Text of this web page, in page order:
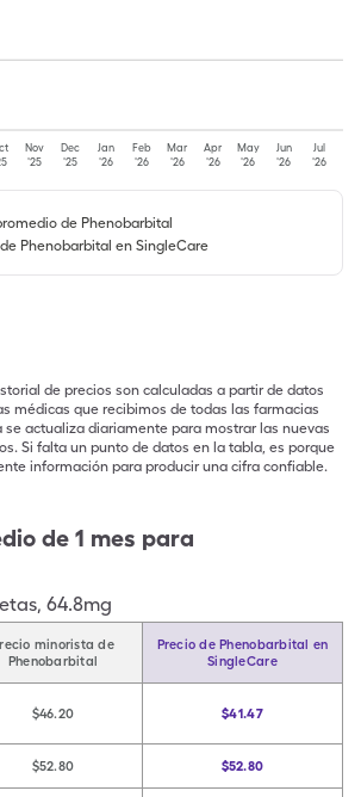
Nov
'25
Dec
'25
Jan
'26
Feb
'26
Mar
'26
Apr
'26
May
'26
Jun
'26
Jul
'26
de Phenobarbital
Phenobarbital en SingleCare
de precios son calculadas a partir de datos
médicas que recibimos de todas las farmacias
se actualiza diariamente para mostrar las nuevas
Si falta un punto de datos en la tabla, es porque
información para producir una cifra confiable.
de 1 mes para
, 64.8mg
minorista de
Phenobarbital
Precio de Phenobarbital en
SingleCare
$46.20 $41.47
$52.80 $52.80